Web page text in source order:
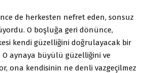
de herkesten nefret eden, sonsuz
O boşluğa geri dönünce,
kendi güzelliğini doğrulayacak bir
aynaya büyülü güzelliğini ve
ona kendisinin ne denli vazgeçilmez